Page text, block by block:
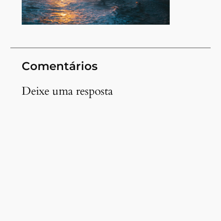
Comentários
Deixe uma resposta